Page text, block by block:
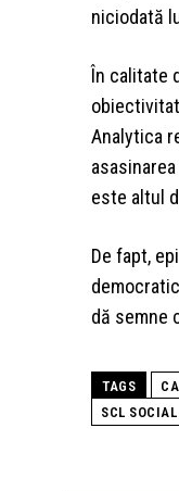
niciodată
În calitate
Analytica
este altul
De fapt,
dă semne
TAGS
SCL